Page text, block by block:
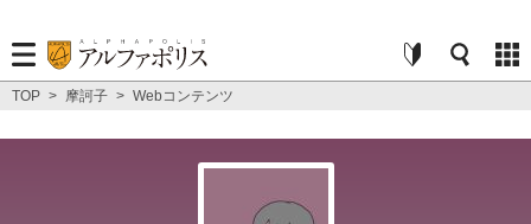
TOP > 摩訶子 > Webコンテンツ